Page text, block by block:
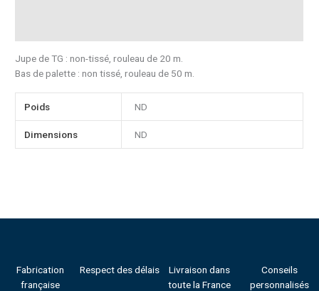
Jupe de TG : non-tissé, rouleau de 20 m.
Bas de palette : non tissé, rouleau de 50 m.
Poids ND
Dimensions ND
Fabrication
française
Respect des délais
Livraison dans
toute la France
Conseils
personnalisés